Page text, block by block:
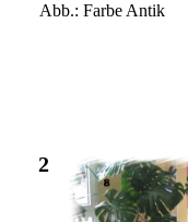
Abb.: Farbe Antik
2